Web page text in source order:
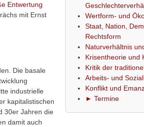
Entwertung
mit Ernst
Die basale
industrielle
kapitalistischen
30er Jahren die
damit auch
Wertform- und
Staat, Nation,
Rechtsform
Naturverhältnis
Krisentheorie und
Kritik der
Arbeits- und
Konflikt und
► Termine